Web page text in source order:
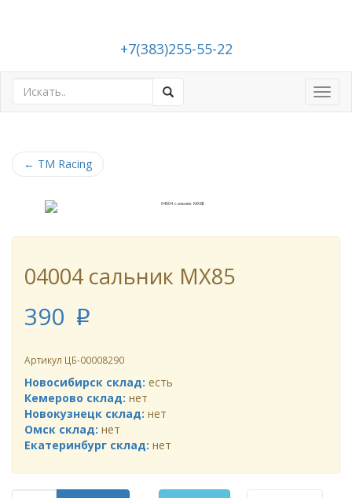
+7(383)255-55-22
← TM Racing
04004 сальник MX85
390 p
Артикул ЦБ-00008290
Новосибирск склад: есть
Кемерово склад: нет
Новокузнецк склад: нет
Омск склад: нет
Екатеринбург склад: нет